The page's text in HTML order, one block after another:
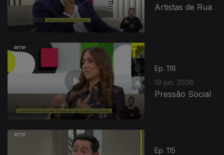
Artistas de Rua
Ep. 116
19 jun. 2026
Pressão Social
Ep. 115